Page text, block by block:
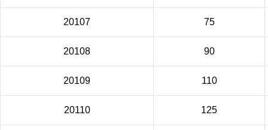
20107 75
20108 90
20109 110
20110 125